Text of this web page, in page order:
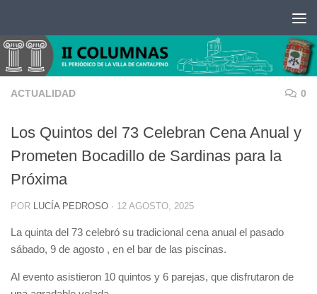
ACTUALIDAD 0
Los Quintos del 73 Celebran Cena Anual y
Prometen Bocadillo de Sardinas para la
Próxima
POR LUCÍA PEDROSO · 12 AGOSTO, 2025
La quinta del 73 celebró su tradicional cena anual el pasado
sábado, 9 de agosto , en el bar de las piscinas.
Al evento asistieron 10 quintos y 6 parejas, que disfrutaron de